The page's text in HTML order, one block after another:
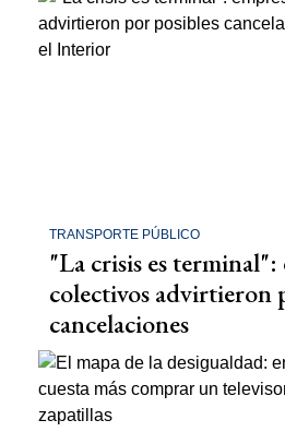
TRANSPORTE PÚBLICO
"La crisis es terminal":
colectivos advirtieron
cancelaciones